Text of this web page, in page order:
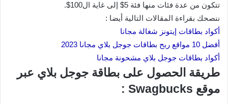
تتكون من عدة فئات منها فئة 5$ إلى غاية ال100$.
ننصحك بقراءة المقالات التالية أيضا :
أكواد بطاقات إيتونز شغالة مجانا
أفضل 10 مواقع ربح بطاقات جوجل بلاي مجانا 2023
أكواد بطاقات جوجل بلاي مشحونة مجانا
طريقة الحصول على بطاقة جوجل بلاي عبر
موقع Swagbucks :